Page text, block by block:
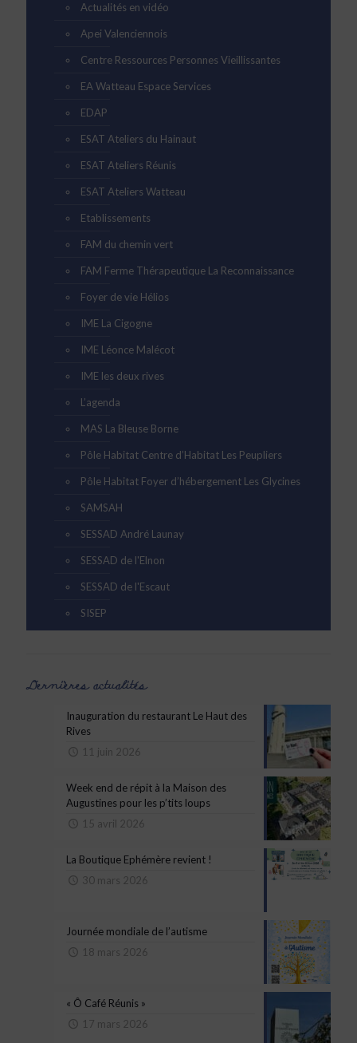
Actualités en vidéo
Apei Valenciennois
Centre Ressources Personnes Vieillissantes
EA Watteau Espace Services
EDAP
ESAT Ateliers du Hainaut
ESAT Ateliers Réunis
ESAT Ateliers Watteau
Etablissements
FAM du chemin vert
FAM Ferme Thérapeutique La Reconnaissance
Foyer de vie Hélios
IME La Cigogne
IME Léonce Malécot
IME les deux rives
L’agenda
MAS La Bleuse Borne
Pôle Habitat Centre d’Habitat Les Peupliers
Pôle Habitat Foyer d’hébergement Les Glycines
SAMSAH
SESSAD André Launay
SESSAD de l'Elnon
SESSAD de l'Escaut
SISEP
Dernières actualités
Inauguration du restaurant Le Haut des
Rives
11 juin 2026
Week end de répit à la Maison des
Augustines pour les p’tits loups
15 avril 2026
La Boutique Ephémère revient !
30 mars 2026
Journée mondiale de l’autisme
18 mars 2026
« Ô Café Réunis »
17 mars 2026